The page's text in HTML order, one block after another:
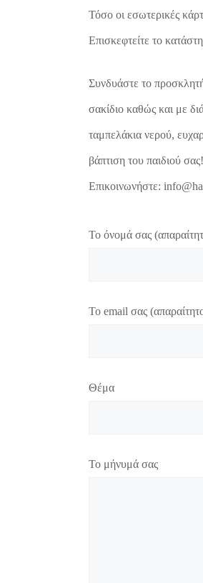
Τόσο οι εσωτερικές
Επισκεφτείτε το
Συνδυάστε το
σακίδιο καθώς και με
ταμπελάκια νερού,
βάπτιση του παιδιού σας!
Επικοινωνήστε:
Το όνομά σας
Το email σας
Θέμα
Το μήνυμά σας